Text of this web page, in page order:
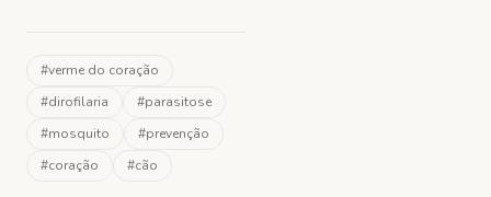
#verme do coração
#dirofilaria #parasitose
#mosquito #prevenção
#coração #cão